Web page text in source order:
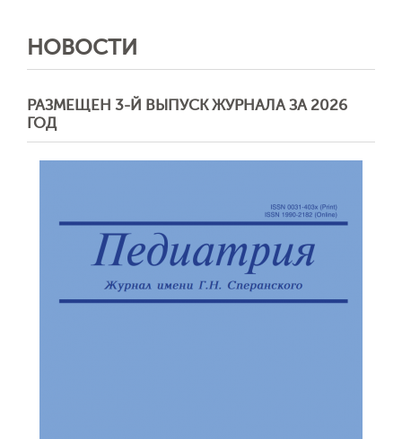
НОВОСТИ
РАЗМЕЩЕН 3-Й ВЫПУСК ЖУРНАЛА ЗА 2026
ГОД